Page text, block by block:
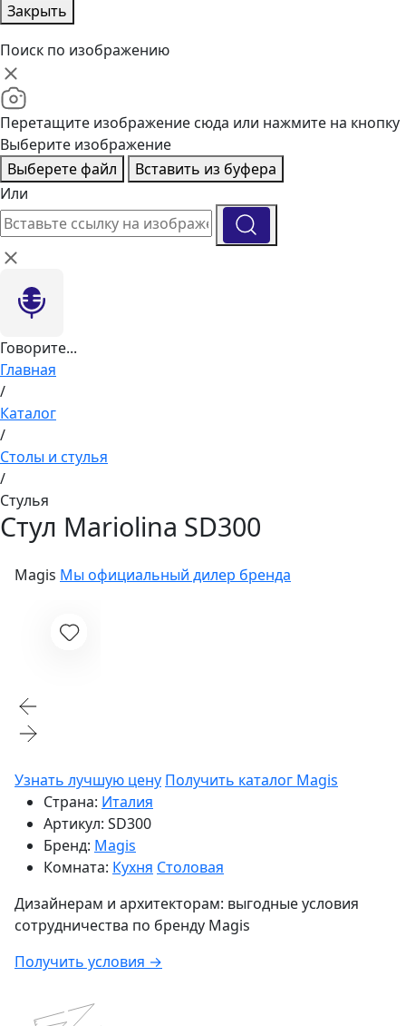
Закрыть
Поиск по изображению
Перетащите изображение сюда или нажмите на кнопку
Выберите изображение
Выберете файл
Вставить из буфера
Или
Говорите...
Главная
/
Каталог
/
Столы и стулья
/
Стулья
Стул Mariolina SD300
Magis Мы официальный дилер бренда
Узнать лучшую цену Получить каталог Magis
Страна: Италия
Артикул: SD300
Бренд: Magis
Комната: Кухня Столовая
Дизайнерам и архитекторам: выгодные условия
сотрудничества по бренду Magis
Получить условия →